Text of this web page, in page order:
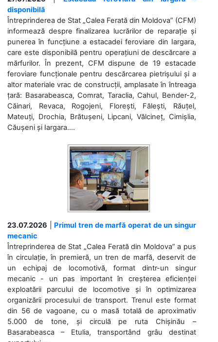
disponibilă
Întreprinderea de Stat „Calea Ferată din Moldova” (CFM)
informează despre finalizarea lucrărilor de reparație și
punerea în funcțiune a estacadei feroviare din Iargara,
care este disponibilă pentru operațiuni de descărcare a
mărfurilor. În prezent, CFM dispune de 19 estacade
feroviare funcționale pentru descărcarea pietrișului și a
altor materiale vrac de construcții, amplasate în întreaga
țară: Basarabeasca, Comrat, Taraclia, Cahul, Bender-2,
Căinari, Revaca, Rogojeni, Florești, Fălești, Răuțel,
Mateuți, Drochia, Brătușeni, Lipcani, Vălcineț, Cimișlia,
Căușeni și Iargara....
23.07.2026
Primul tren de marfă operat de un singur
mecanic
Întreprinderea de Stat „Calea Ferată din Moldova” a pus
în circulație, în premieră, un tren de marfă, deservit de
un echipaj de locomotivă, format dintr-un singur
mecanic - un pas important în creșterea eficienței
exploatării parcului de locomotive și în optimizarea
organizării procesului de transport. Trenul este format
din 56 de vagoane, cu o masă totală de aproximativ
5.000 de tone, și circulă pe ruta Chișinău –
Basarabeasca – Etulia, transportând grâu destinat